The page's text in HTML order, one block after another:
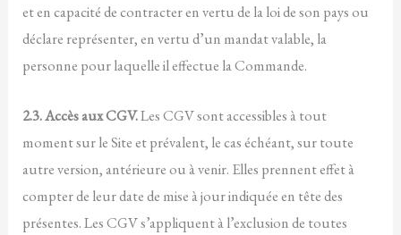
et en capacité de contracter en vertu de la loi de son pays ou
déclare représenter, en vertu d’un mandat valable, la
personne pour laquelle il effectue la Commande.
2.3. Accès aux CGV.Les CGV sont accessibles à tout
moment sur le Site et prévalent, le cas échéant, sur toute
autre version, antérieure ou à venir. Elles prennent effet à
compter de leur date de mise à jour indiquée en tête des
présentes. Les CGV s’appliquent à l’exclusion de toutes